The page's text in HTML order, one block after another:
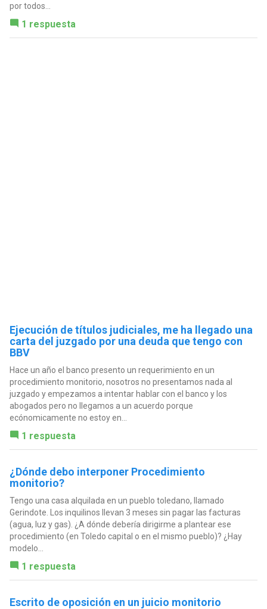
por todos...
1 respuesta
Ejecución de títulos judiciales, me ha llegado una
carta del juzgado por una deuda que tengo con
BBV
Hace un año el banco presento un requerimiento en un
procedimiento monitorio, nosotros no presentamos nada al
juzgado y empezamos a intentar hablar con el banco y los
abogados pero no llegamos a un acuerdo porque
ecónomicamente no estoy en...
1 respuesta
¿Dónde debo interponer Procedimiento
monitorio?
Tengo una casa alquilada en un pueblo toledano, llamado
Gerindote. Los inquilinos llevan 3 meses sin pagar las facturas
(agua, luz y gas). ¿A dónde debería dirigirme a plantear ese
procedimiento (en Toledo capital o en el mismo pueblo)? ¿Hay
modelo...
1 respuesta
Escrito de oposición en un juicio monitorio